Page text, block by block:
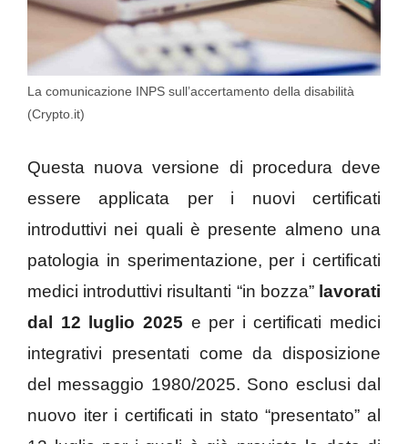
La comunicazione INPS sull’accertamento della disabilità
(Crypto.it)
Questa nuova versione di procedura deve
essere applicata per i nuovi certificati
introduttivi nei quali è presente almeno una
patologia in sperimentazione, per i certificati
medici introduttivi risultanti “in bozza” lavorati
dal 12 luglio 2025 e per i certificati medici
integrativi presentati come da disposizione
del messaggio 1980/2025. Sono esclusi dal
nuovo iter i certificati in stato “presentato” al